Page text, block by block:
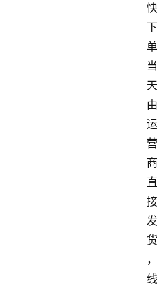
快
下
单
当
天
由
运
营
商
直
接
发
货
，
线